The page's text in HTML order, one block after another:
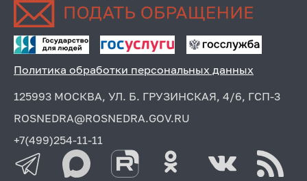
Политика обработки персональных данных
125993 МОСКВА, УЛ. Б. ГРУЗИНСКАЯ, 4/6, ГСП-3
ROSNEDRA@ROSNEDRA.GOV.RU
+7(499)254-11-11